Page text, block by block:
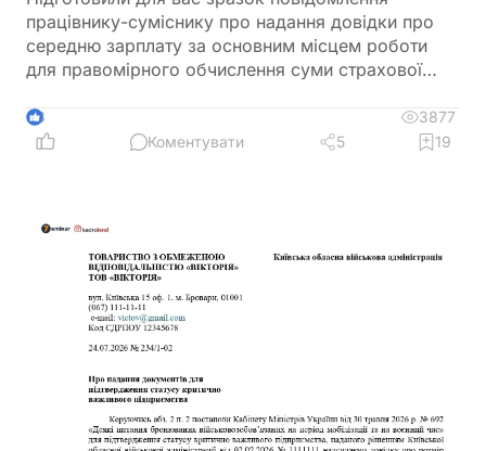
працівнику-суміснику про надання довідки про
середню зарплату за основним місцем роботи
для правомірного обчислення суми страхової
непрацездатності
3
3877
Коментувати
5 19